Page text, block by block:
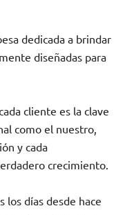
dedicada a brindar
diseñadas para
cliente es la clave
como el nuestro,
y cada
crecimiento.
los días desde hace